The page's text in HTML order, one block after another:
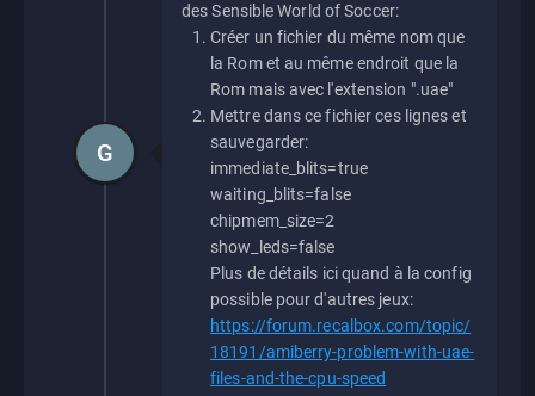
des Sensible World of Soccer:
Créer un fichier du même nom que
la Rom et au même endroit que la
Rom mais avec l'extension ".uae"
Mettre dans ce fichier ces lignes et
sauvegarder:
immediate_blits=true
waiting_blits=false
chipmem_size=2
show_leds=false
Plus de détails ici quand à la config
possible pour d'autres jeux:
https://forum.recalbox.com/topic/
18191/amiberry-problem-with-uae-
files-and-the-cpu-speed
G